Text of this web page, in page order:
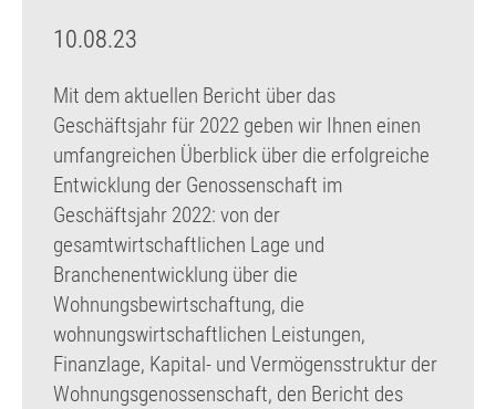
10.08.23
Mit dem aktuellen Bericht über das
Geschäftsjahr für 2022 geben wir Ihnen einen
umfangreichen Überblick über die erfolgreiche
Entwicklung der Genossenschaft im
Geschäftsjahr 2022: von der
gesamtwirtschaftlichen Lage und
Branchenentwicklung über die
Wohnungsbewirtschaftung, die
wohnungswirtschaftlichen Leistungen,
Finanzlage, Kapital- und Vermögensstruktur der
Wohnungsgenossenschaft, den Bericht des